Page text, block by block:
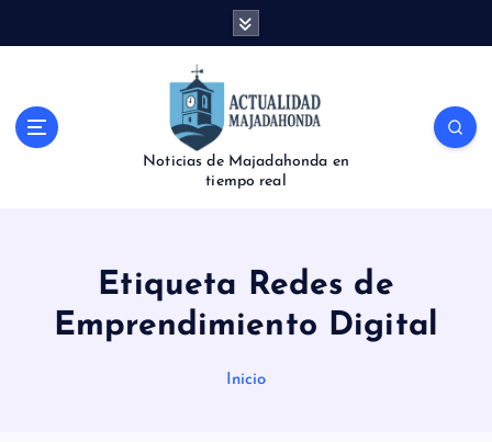
Noticias de Majadahonda en
tiempo real
Etiqueta Redes de
Emprendimiento Digital
Inicio